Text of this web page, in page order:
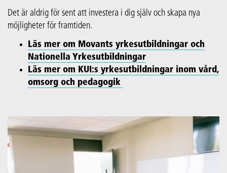
Det är aldrig för sent att investera i dig själv och skapa nya
möjligheter för framtiden.
Läs mer om Movants yrkesutbildningar och
Nationella Yrkesutbildningar
Läs mer om KUI:s yrkesutbildningar inom vård,
omsorg och pedagogik